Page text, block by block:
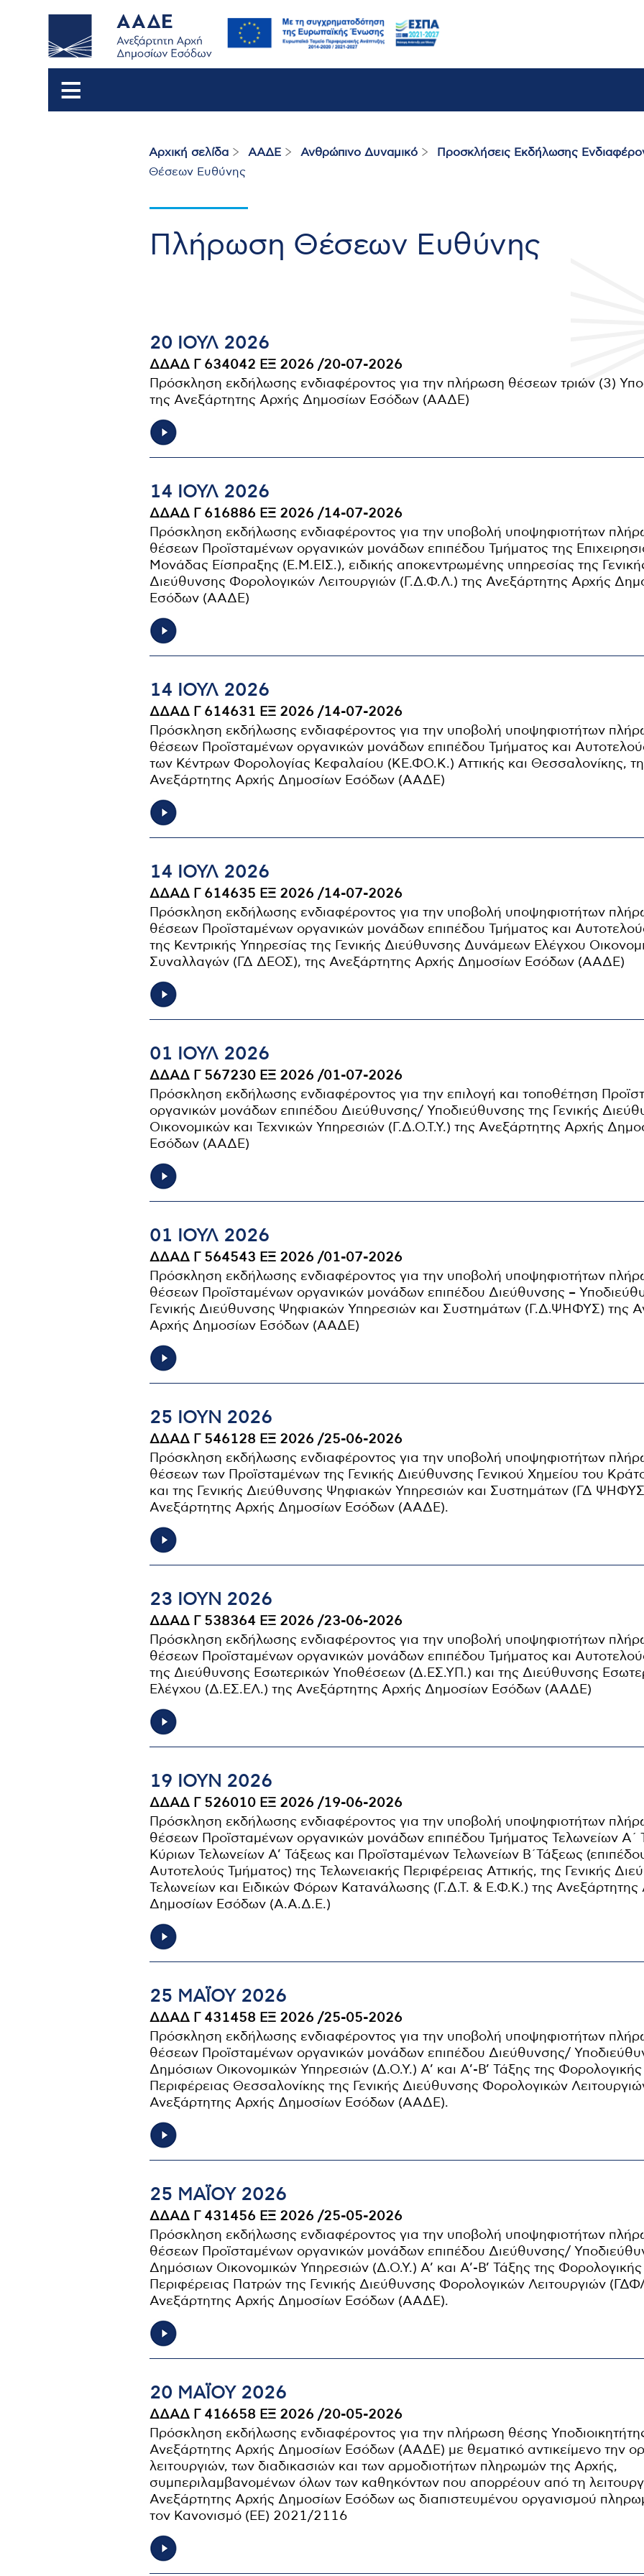
Breadcrumb
Αρχική σελίδα ΑΑΔΕ Ανθρώπινο Δυναμικό Προσκλήσεις Εκδήλωσης
Θέσεων Ευθύνης
Πλήρωση Θέσεων Ευθύνης
20 ΙΟΥΛ 2026
ΔΔΑΔ Γ 634042 ΕΞ 2026 /20-07-2026
Πρόσκληση εκδήλωσης ενδιαφέροντος για την πλήρωση θέσεων τριών (3)
της Ανεξάρτητης Αρχής Δημοσίων Εσόδων (ΑΑΔΕ)
14 ΙΟΥΛ 2026
ΔΔΑΔ Γ 616886 ΕΞ 2026 /14-07-2026
Πρόσκληση εκδήλωσης ενδιαφέροντος για την υποβολή υποψηφιοτήτων
θέσεων Προϊσταμένων οργανικών μονάδων επιπέδου Τμήματος της
Μονάδας Είσπραξης (Ε.Μ.ΕΙΣ.), ειδικής αποκεντρωμένης υπηρεσίας της
Διεύθυνσης Φορολογικών Λειτουργιών (Γ.Δ.Φ.Λ.) της Ανεξάρτητης Αρχής
Εσόδων (ΑΑΔΕ)
14 ΙΟΥΛ 2026
ΔΔΑΔ Γ 614631 ΕΞ 2026 /14-07-2026
Πρόσκληση εκδήλωσης ενδιαφέροντος για την υποβολή υποψηφιοτήτων
θέσεων Προϊσταμένων οργανικών μονάδων επιπέδου Τμήματος και
των Κέντρων Φορολογίας Κεφαλαίου (ΚΕ.ΦΟ.Κ.) Αττικής και Θεσσαλονίκης,
Ανεξάρτητης Αρχής Δημοσίων Εσόδων (ΑΑΔΕ)
14 ΙΟΥΛ 2026
ΔΔΑΔ Γ 614635 ΕΞ 2026 /14-07-2026
Πρόσκληση εκδήλωσης ενδιαφέροντος για την υποβολή υποψηφιοτήτων
θέσεων Προϊσταμένων οργανικών μονάδων επιπέδου Τμήματος και
της Κεντρικής Υπηρεσίας της Γενικής Διεύθυνσης Δυνάμεων Ελέγχου
Συναλλαγών (ΓΔ ΔΕΟΣ), της Ανεξάρτητης Αρχής Δημοσίων Εσόδων (ΑΑΔΕ)
01 ΙΟΥΛ 2026
ΔΔΑΔ Γ 567230 ΕΞ 2026 /01-07-2026
Πρόσκληση εκδήλωσης ενδιαφέροντος για την επιλογή και τοποθέτηση
οργανικών μονάδων επιπέδου Διεύθυνσης/ Υποδιεύθυνσης της Γενικής
Οικονομικών και Τεχνικών Υπηρεσιών (Γ.Δ.Ο.Τ.Υ.) της Ανεξάρτητης Αρχής
Εσόδων (ΑΑΔΕ)
01 ΙΟΥΛ 2026
ΔΔΑΔ Γ 564543 ΕΞ 2026 /01-07-2026
Πρόσκληση εκδήλωσης ενδιαφέροντος για την υποβολή υποψηφιοτήτων
θέσεων Προϊσταμένων οργανικών μονάδων επιπέδου Διεύθυνσης –
Γενικής Διεύθυνσης Ψηφιακών Υπηρεσιών και Συστημάτων (Γ.Δ.ΨΗΦΥΣ) της
Αρχής Δημοσίων Εσόδων (ΑΑΔΕ)
25 ΙΟΥΝ 2026
ΔΔΑΔ Γ 546128 ΕΞ 2026 /25-06-2026
Πρόσκληση εκδήλωσης ενδιαφέροντος για την υποβολή υποψηφιοτήτων
θέσεων των Προϊσταμένων της Γενικής Διεύθυνσης Γενικού Χημείου του
και της Γενικής Διεύθυνσης Ψηφιακών Υπηρεσιών και Συστημάτων (ΓΔ
Ανεξάρτητης Αρχής Δημοσίων Εσόδων (ΑΑΔΕ).
23 ΙΟΥΝ 2026
ΔΔΑΔ Γ 538364 ΕΞ 2026 /23-06-2026
Πρόσκληση εκδήλωσης ενδιαφέροντος για την υποβολή υποψηφιοτήτων
θέσεων Προϊσταμένων οργανικών μονάδων επιπέδου Τμήματος και
της Διεύθυνσης Εσωτερικών Υποθέσεων (Δ.ΕΣ.ΥΠ.) και της Διεύθυνσης
Ελέγχου (Δ.ΕΣ.ΕΛ.) της Ανεξάρτητης Αρχής Δημοσίων Εσόδων (ΑΑΔΕ)
19 ΙΟΥΝ 2026
ΔΔΑΔ Γ 526010 ΕΞ 2026 /19-06-2026
Πρόσκληση εκδήλωσης ενδιαφέροντος για την υποβολή υποψηφιοτήτων
θέσεων Προϊσταμένων οργανικών μονάδων επιπέδου Τμήματος Τελωνείων Α΄
Κύριων Τελωνείων Α’ Τάξεως και Προϊσταμένων Τελωνείων Β΄Τάξεως
Αυτοτελούς Τμήματος) της Τελωνειακής Περιφέρειας Αττικής, της Γενικής
Τελωνείων και Ειδικών Φόρων Κατανάλωσης (Γ.Δ.Τ. & Ε.Φ.Κ.) της Ανεξάρτητης
Δημοσίων Εσόδων (Α.Α.Δ.Ε.)
25 ΜΑΪ́ΟΥ 2026
ΔΔΑΔ Γ 431458 ΕΞ 2026 /25-05-2026
Πρόσκληση εκδήλωσης ενδιαφέροντος για την υποβολή υποψηφιοτήτων
θέσεων Προϊσταμένων οργανικών μονάδων επιπέδου Διεύθυνσης/
Δημόσιων Οικονομικών Υπηρεσιών (Δ.Ο.Υ.) A’ και Α’-Β’ Τάξης της Φορολογικής
Περιφέρειας Θεσσαλονίκης της Γενικής Διεύθυνσης Φορολογικών
Ανεξάρτητης Αρχής Δημοσίων Εσόδων (ΑΑΔΕ).
25 ΜΑΪ́ΟΥ 2026
ΔΔΑΔ Γ 431456 ΕΞ 2026 /25-05-2026
Πρόσκληση εκδήλωσης ενδιαφέροντος για την υποβολή υποψηφιοτήτων
θέσεων Προϊσταμένων οργανικών μονάδων επιπέδου Διεύθυνσης/
Δημόσιων Οικονομικών Υπηρεσιών (Δ.Ο.Υ.) A’ και Α’-Β’ Τάξης της Φορολογικής
Περιφέρειας Πατρών της Γενικής Διεύθυνσης Φορολογικών Λειτουργιών
Ανεξάρτητης Αρχής Δημοσίων Εσόδων (ΑΑΔΕ).
20 ΜΑΪ́ΟΥ 2026
ΔΔΑΔ Γ 416658 ΕΞ 2026 /20-05-2026
Πρόσκληση εκδήλωσης ενδιαφέροντος για την πλήρωση θέσης
Ανεξάρτητης Αρχής Δημοσίων Εσόδων (ΑΑΔΕ) με θεματικό αντικείμενο την
λειτουργιών, των διαδικασιών και των αρμοδιοτήτων πληρωμών της Αρχής,
συμπεριλαμβανομένων όλων των καθηκόντων που απορρέουν από τη
Ανεξάρτητης Αρχής Δημοσίων Εσόδων ως διαπιστευμένου οργανισμού
τον Κανονισμό (ΕΕ) 2021/2116